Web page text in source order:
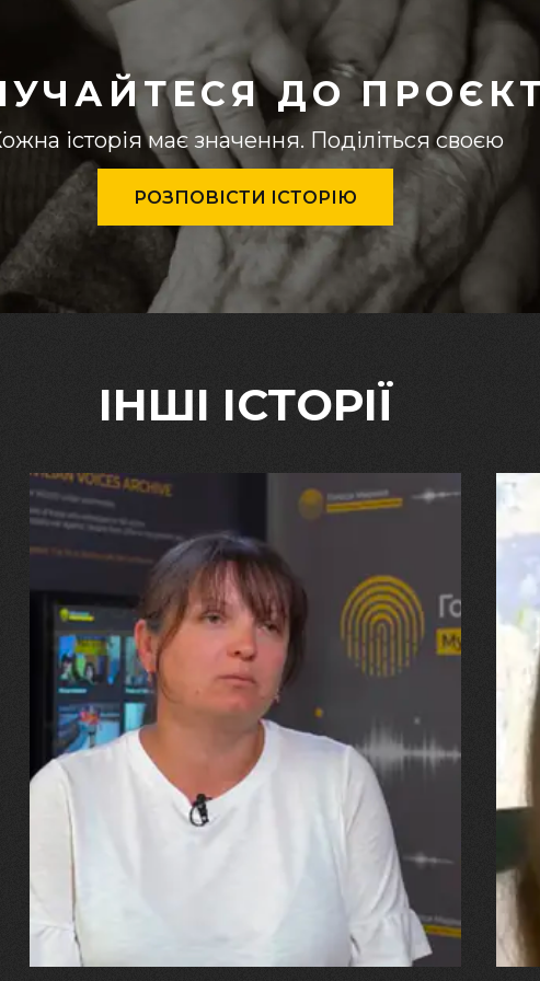
ДО
історія має значення. Поділіться своєю
РОЗПОВІСТИ ІСТОРІЮ
ІНШІ ІСТОРІЇ
29.07.2026
Марина, Ваїд та Аміна Харченко
"Попри всі втрати, ми не
зламалися: тепер я бачу
свого вбитого чоловіка у
наших дітях"